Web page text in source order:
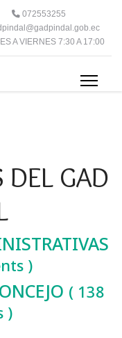
072553255
A VIERNES 7:30 A 17:00
DEL GAD
)
( 138
)